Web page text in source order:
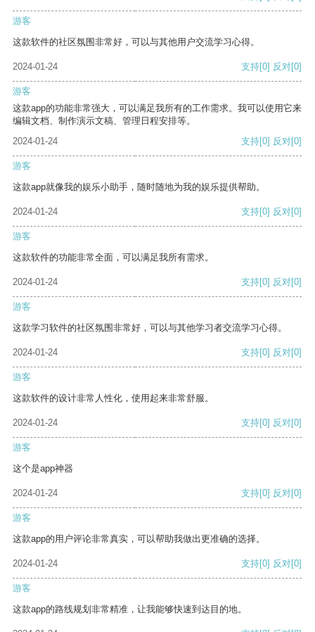
游客
这款软件的社区氛围非常好，可以与其他用户交流学习心得。
2024-01-24 支持[0] 反对[0]
游客
这款app的功能非常强大，可以满足我所有的工作需求。我可以使用它来
编辑文档、制作演示文稿、管理日程安排等。
2024-01-24
支持[0] 反对[0]
游客
这款app就像我的娱乐小助手，随时随地为我的娱乐提供帮助。
2024-01-24 支持[0] 反对[0]
游客
这款软件的功能非常全面，可以满足我所有需求。
2024-01-24 支持[0] 反对[0]
游客
这款学习软件的社区氛围非常好，可以与其他学习者交流学习心得。
2024-01-24 支持[0] 反对[0]
游客
这款软件的设计非常人性化，使用起来非常舒服。
2024-01-24 支持[0] 反对[0]
游客
这个是app神器
2024-01-24 支持[0] 反对[0]
游客
这款app的用户评论非常真实，可以帮助我做出更准确的选择。
2024-01-24 支持[0] 反对[0]
游客
这款app的路线规划非常精准，让我能够快速到达目的地。